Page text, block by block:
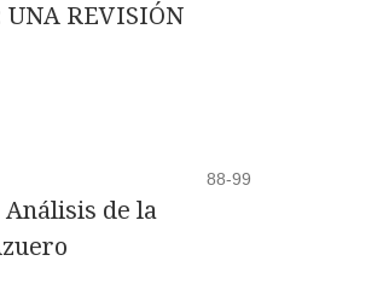
UNA REVISIÓN
88-99
Análisis de la